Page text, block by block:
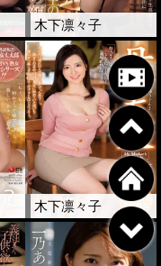
木下凛々子
木下凛々子